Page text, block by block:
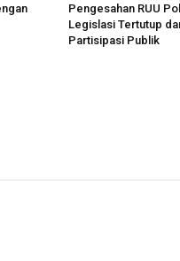
Pengesahan RUU
Legislasi Tertutup
Partisipasi Publik